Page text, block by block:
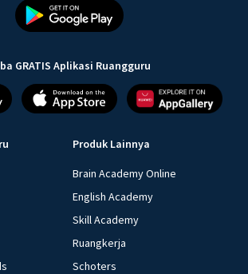
GRATIS Aplikasi Ruangguru
Produk Lainnya
Brain Academy Online
English Academy
Skill Academy
Ruangkerja
Schoters